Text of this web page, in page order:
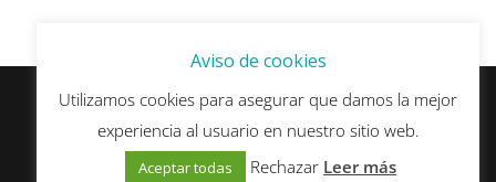
© esSEO.es - Algunos derechos reservados ·
Política de Privacidad y Protección de Datos
Aviso de cookies
Utilizamos cookies para asegurar que damos la mejor
experiencia al usuario en nuestro sitio web.
Aceptar todas Rechazar Leer más